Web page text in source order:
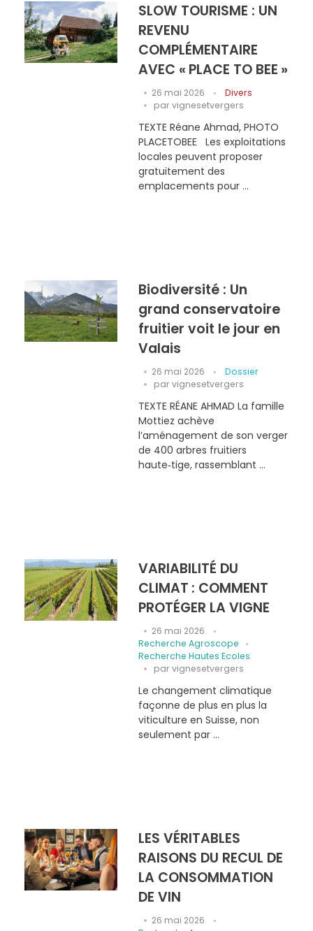
SLOW TOURISME : UN
REVENU
COMPLÉMENTAIRE
AVEC « PLACE TO BEE »
26 mai 2026
Divers
par vignesetvergers
TEXTE Réane Ahmad, PHOTO
PLACETOBEE Les exploitations
locales peuvent proposer
gratuitement des
emplacements pour ...
Biodiversité : Un
grand conservatoire
fruitier voit le jour en
Valais
26 mai 2026
Dossier
par vignesetvergers
TEXTE RÉANE AHMAD La famille
Mottiez achève
l’aménagement de son verger
de 400 arbres fruitiers
haute‑tige, rassemblant ...
VARIABILITÉ DU
CLIMAT : COMMENT
PROTÉGER LA VIGNE
26 mai 2026
Recherche Agroscope
Recherche Hautes Ecoles
par vignesetvergers
Le changement climatique
façonne de plus en plus la
viticulture en Suisse, non
seulement par ...
LES VÉRITABLES
RAISONS DU RECUL DE
LA CONSOMMATION
DE VIN
26 mai 2026